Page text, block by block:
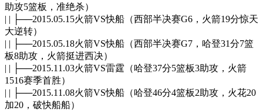
助攻5篮板，准绝杀）
| | ├──2015.05.15火箭VS快船（西部半决赛G6，火箭19分惊天
大逆转）
| | ├──2015.05.18火箭VS快船（西部半决赛G7，哈登31分7篮
板8助攻，火箭挺进西决）
| | ├──2015.11.03火箭VS雷霆（哈登37分5篮板3助攻，火箭
1516赛季首胜）
| | ├──2015.11.08火箭VS快船（哈登46分4篮板2助攻，火花20
加20，破快船船）